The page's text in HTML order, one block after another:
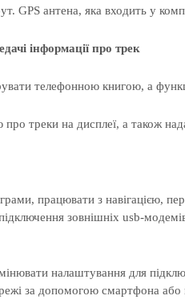
GPS антена, яка входить у
інформації про трек
телефонною книгою, а
про треки на дисплеї, а також
працювати з навігацією,
зовнішніх usb-
налаштування для
за допомогою смартфона